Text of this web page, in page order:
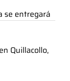
se entregará
Quillacollo,